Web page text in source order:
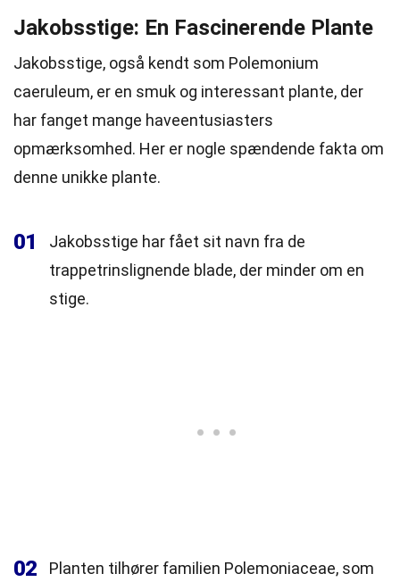
Jakobsstige: En Fascinerende Plante
Jakobsstige, også kendt som Polemonium
caeruleum, er en smuk og interessant plante, der
har fanget mange haveentusiasters
opmærksomhed. Her er nogle spændende fakta om
denne unikke plante.
01
Jakobsstige har fået sit navn fra de
trappetrinslignende blade, der minder om en
stige.
02
Planten tilhører familien Polemoniaceae, som